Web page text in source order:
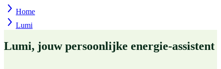
Home
Lumi
Lumi, jouw persoonlijke energie-assistent